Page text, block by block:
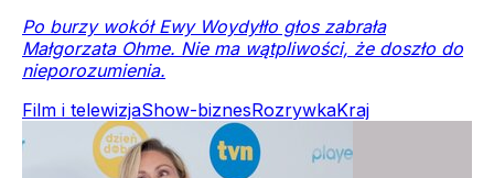
Po burzy wokół Ewy Woydyłło głos zabrała
Małgorzata Ohme. Nie ma wątpliwości, że doszło do
nieporozumienia.
Film i telewizjaShow-biznesRozrywkaKraj